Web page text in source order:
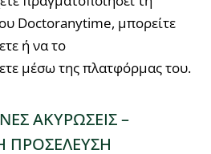
Doctoranytime, μπορείτε
ή να το
μέσω της πλατφόρμας του.
ΑΚΥΡΩΣΕΙΣ –
ΠΡΟΣΕΛΕΥΣΗ